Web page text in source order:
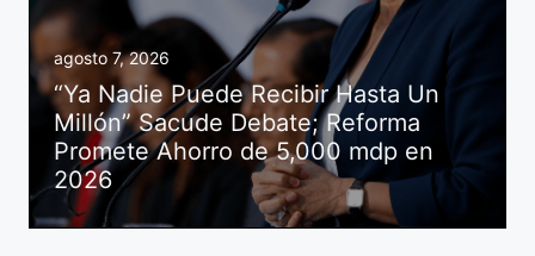
agosto 7, 2026
“Ya Nadie Puede Recibir Hasta Un
Millón” Sacude Debate; Reforma
Promete Ahorro de 5,000 mdp en
2026